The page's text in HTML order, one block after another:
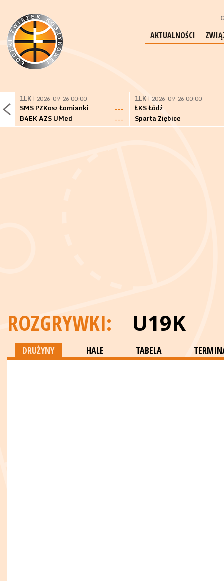
AKTUALNOŚCI
1LK | 2026-09-26 00:00
SMS PZKosz Łomianki
---
B4EK AZS UMed
---
1LK | 2026-09-26 00:00
ŁKS Łódź
Sparta Ziębice
ROZGRYWKI: U19K
DRUŻYNY HALE TABELA